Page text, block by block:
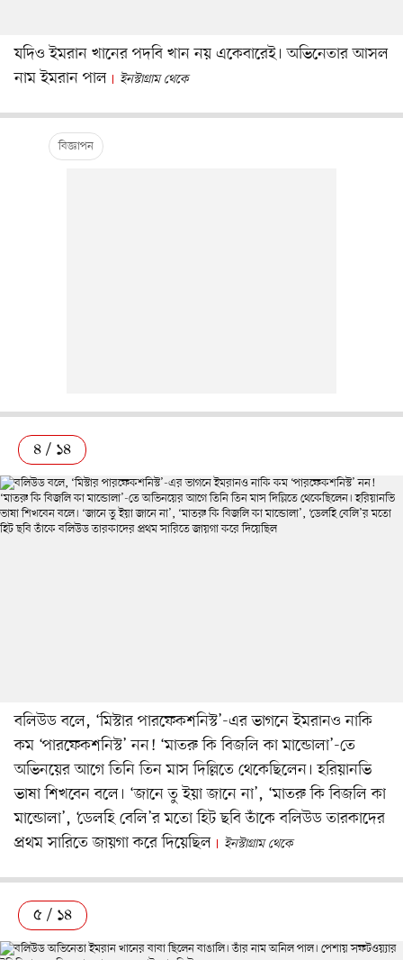
যদিও ইমরান খানের পদবি খান নয় একেবারেই। অভিনেতার আসল
নাম ইমরান পাল
ইনস্টাগ্রাম থেকে
৪ / ১৪
বলিউড বলে, ‘মিস্টার পারফেকশনিস্ট’-এর ভাগনে ইমরানও নাকি
কম ‘পারফেকশনিস্ট’ নন! ‘মাতরু কি বিজলি কা মান্ডোলা’-তে
অভিনয়ের আগে তিনি তিন মাস দিল্লিতে থেকেছিলেন। হরিয়ানভি
ভাষা শিখবেন বলে। ‘জানে তু ইয়া জানে না’, ‘মাতরু কি বিজলি কা
মান্ডোলা’, ‘ডেলহি বেলি’র মতো হিট ছবি তাঁকে বলিউড তারকাদের
প্রথম সারিতে জায়গা করে দিয়েছিল
ইনস্টাগ্রাম থেকে
৫ / ১৪